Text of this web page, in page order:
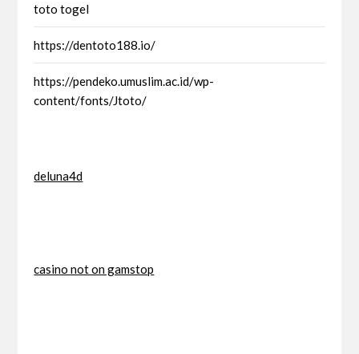
toto togel
https://dentoto188.io/
https://pendeko.umuslim.ac.id/wp-
content/fonts/Jtoto/
deluna4d
casino not on gamstop